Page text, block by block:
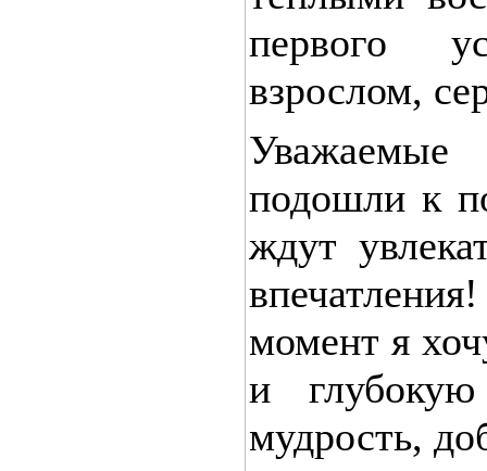
первого
взрослом,
подошли к
ждут
момент я
и
мудрость,